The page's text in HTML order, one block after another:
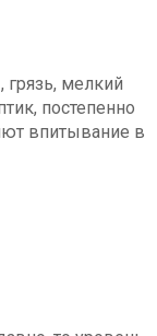
мелкий
постепенно
впитывание в